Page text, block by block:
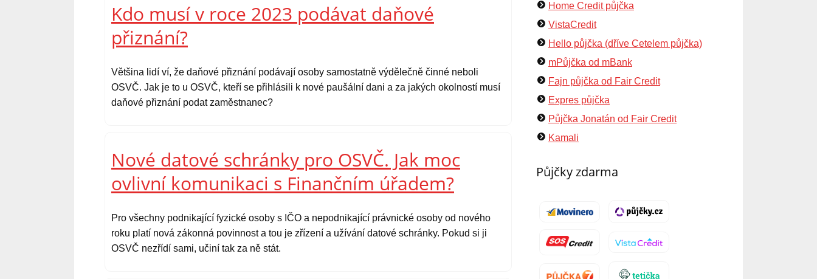
Kdo musí v roce 2023 podávat daňové
přiznání?
Většina lidí ví, že daňové přiznání podávají osoby samostatně výdělečně činné neboli
OSVČ. Jak je to u OSVČ, kteří se přihlásili k nové paušální dani a za jakých okolností musí
daňové přiznání podat zaměstnanec?
Nové datové schránky pro OSVČ. Jak moc
ovlivní komunikaci s Finančním úřadem?
Pro všechny podnikající fyzické osoby s IČO a nepodnikající právnické osoby od nového
roku platí nová zákonná povinnost a tou je zřízení a užívání datové schránky. Pokud si ji
OSVČ nezřídí sami, učiní tak za ně stát.
Home Credit půjčka
VistaCredit
Hello půjčka (dříve Cetelem půjčka)
mPůjčka od mBank
Fajn půjčka od Fair Credit
Expres půjčka
Půjčka Jonatán od Fair Credit
Kamali
Půjčky zdarma